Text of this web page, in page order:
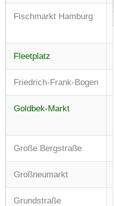
Fischmarkt Hamburg
Fleetplatz
Friedrich-Frank-Bogen
Goldbek-Markt
Große Bergstraße
Großneumarkt
Grundstraße